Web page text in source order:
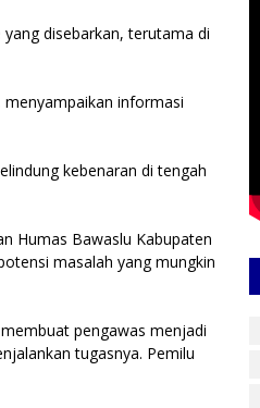
disebarkan, terutama di
informasi
kebenaran di tengah
Humas Bawaslu Kabupaten
masalah yang mungkin
pengawas menjadi
tugasnya. Pemilu